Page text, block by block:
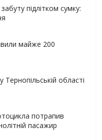
підлітком сумку:
майже 200
Тернопільській області
потрапив
пасажир